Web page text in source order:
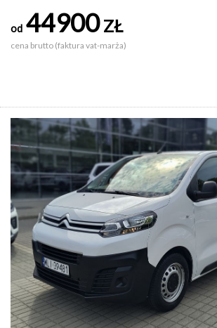
od 44900ZŁ
cena brutto (faktura vat-marża)